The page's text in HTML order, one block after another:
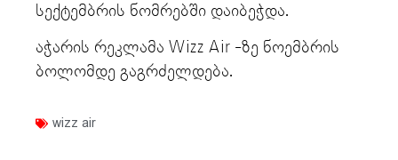
სექტემბრის ნომრებში დაიბეჭდა.
აჭარის რეკლამა Wizz Air -ზე ნოემბრის
ბოლომდე გაგრძელდება.
wizz air